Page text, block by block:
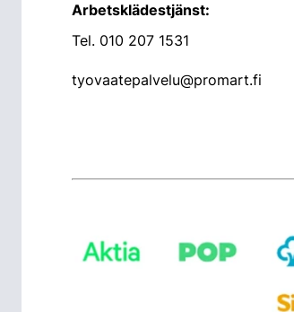
Arbetsklädestjänst:
Tel. 010 207 1531
tyovaatepalvelu@promart.fi